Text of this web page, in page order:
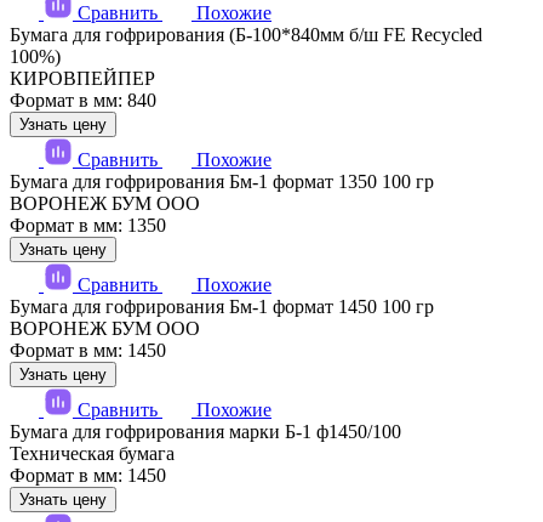
Сравнить
Похожие
Бумага для гофрирования (Б-100*840мм б/ш FE Recycled
100%)
КИРОВПЕЙПЕР
Формат в мм: 840
Узнать цену
Сравнить
Похожие
Бумага для гофрирования Бм-1 формат 1350 100 гр
ВОРОНЕЖ БУМ ООО
Формат в мм: 1350
Узнать цену
Сравнить
Похожие
Бумага для гофрирования Бм-1 формат 1450 100 гр
ВОРОНЕЖ БУМ ООО
Формат в мм: 1450
Узнать цену
Сравнить
Похожие
Бумага для гофрирования марки Б-1 ф1450/100
Техническая бумага
Формат в мм: 1450
Узнать цену